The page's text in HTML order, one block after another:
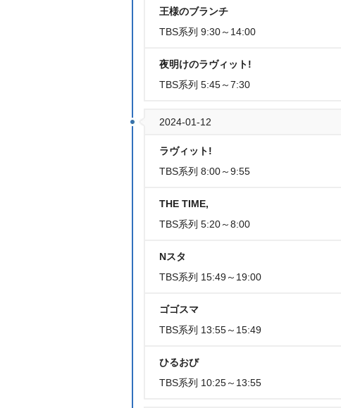
王様のブランチ
TBS系列 9:30～14:00
夜明けのラヴィット!
TBS系列 5:45～7:30
2024-01-12
ラヴィット!
TBS系列 8:00～9:55
THE TIME,
TBS系列 5:20～8:00
Nスタ
TBS系列 15:49～19:00
ゴゴスマ
TBS系列 13:55～15:49
ひるおび
TBS系列 10:25～13:55